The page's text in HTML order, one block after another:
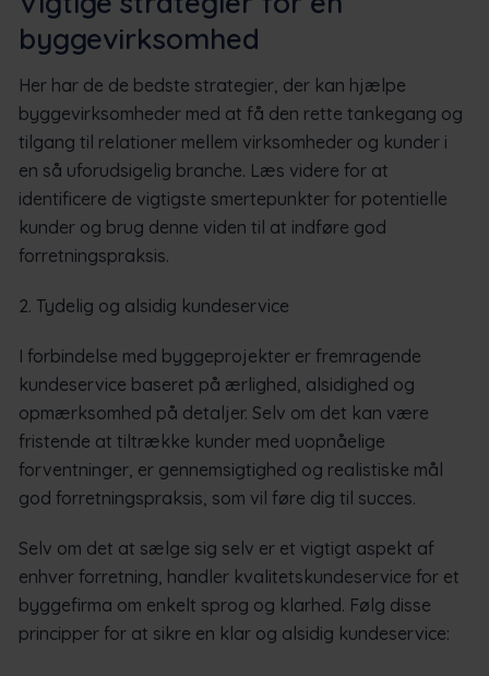
byggevirksomhed
Her har de de bedste strategier, der kan hjælpe
byggevirksomheder med at få den rette tankegang og
tilgang til relationer mellem virksomheder og kunder i
en så uforudsigelig branche. Læs videre for at
identificere de vigtigste smertepunkter for potentielle
kunder og brug denne viden til at indføre god
forretningspraksis.
2. Tydelig og alsidig kundeservice
I forbindelse med byggeprojekter er fremragende
kundeservice baseret på ærlighed, alsidighed og
opmærksomhed på detaljer. Selv om det kan være
fristende at tiltrække kunder med uopnåelige
forventninger, er gennemsigtighed og realistiske mål
god forretningspraksis, som vil føre dig til succes.
Selv om det at sælge sig selv er et vigtigt aspekt af
enhver forretning, handler kvalitetskundeservice for et
byggefirma om enkelt sprog og klarhed. Følg disse
principper for at sikre en klar og alsidig kundeservice: